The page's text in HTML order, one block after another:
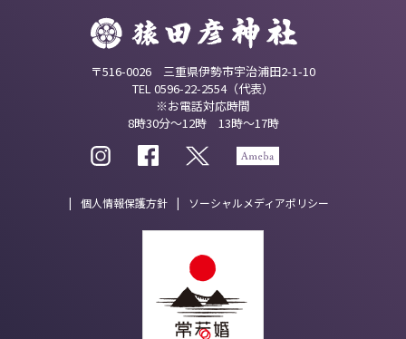
〒516-0026 三重県伊勢市宇治浦田2-1-10
TEL 0596-22-2554（代表）
※お電話対応時間
8時30分～12時 13時～17時
個人情報保護方針 ソーシャルメディアポリシー